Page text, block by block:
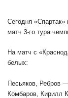
Сегодня «Спартак»
матч 3-го тура
На матч с
белых:
Песьяков, Ребров
Комбаров, Кирилл